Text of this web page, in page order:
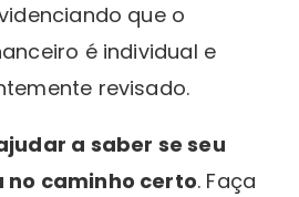
que o
é individual e
revisado.
a saber se seu
caminho certo. Faça